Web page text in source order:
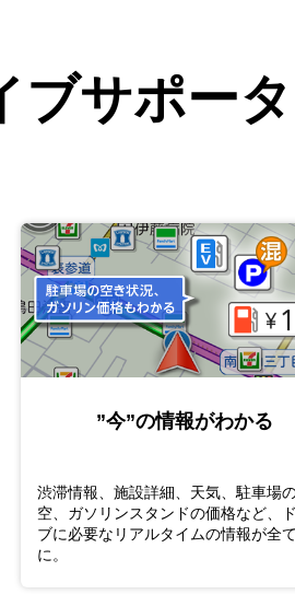
ブサポー
”今”の情報がわかる
渋滞情報、施設詳細、天気、駐車場
空、ガソリンスタンドの価格など、
ブに必要なリアルタイムの情報が全
に。